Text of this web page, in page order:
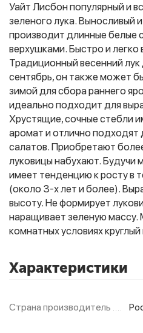
Фитолампы
Уайт Лисбон популярный и
зеленого лука. Выносливый
производит длинные белые
верхушками. Быстро и легко
Традиционный весенний
сентябрь, он также может
зимой для сбора раннего
идеально подходит для
Хрустящие, сочные стебли
аромат и отлично подходят
салатов. Приобретают
луковицы набухают. Будучи
имеет тенденцию к росту в
(около 3-х лет и более).
высоту. Не формирует
наращивает зеленую
комнатных условиях
Характеристики
Страна производитель